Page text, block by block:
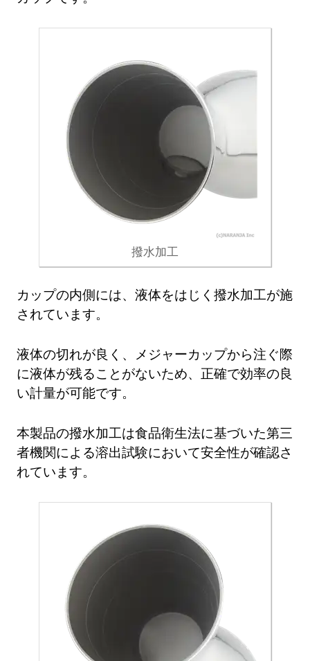
撥水加工
カップの内側には、液体をはじく撥水加工が施
されています。
液体の切れが良く、メジャーカップから注ぐ際
に液体が残ることがないため、正確で効率の良
い計量が可能です。
本製品の撥水加工は食品衛生法に基づいた第三
者機関による溶出試験において安全性が確認さ
れています。